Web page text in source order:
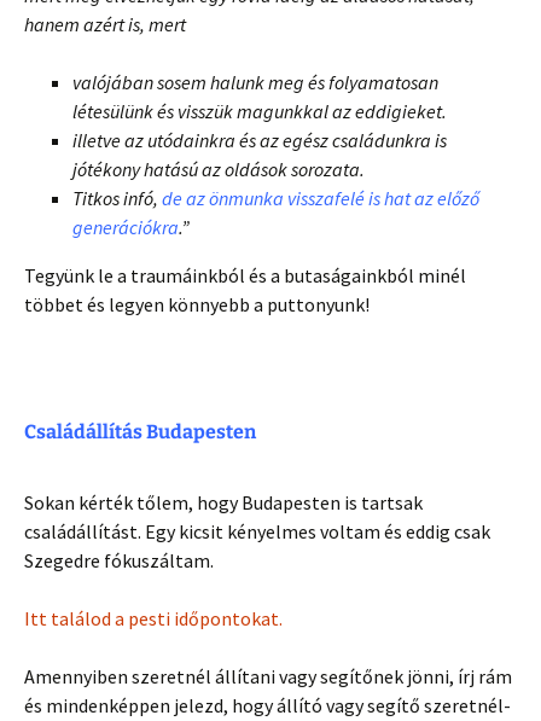
hanem azért is, mert
valójában sosem halunk meg és folyamatosan
létesülünk és visszük magunkkal az eddigieket.
illetve az utódainkra és az egész családunkra is
jótékony hatású az oldások sorozata.
Titkos infó, de az önmunka visszafelé is hat az előző
generációkra.”
Tegyünk le a traumáinkból és a butaságainkból minél
többet és legyen könnyebb a puttonyunk!
Családállítás Budapesten
Sokan kérték tőlem, hogy Budapesten is tartsak
családállítást. Egy kicsit kényelmes voltam és eddig csak
Szegedre fókuszáltam.
Itt találod a pesti időpontokat.
Amennyiben szeretnél állítani vagy segítőnek jönni, írj rám
és mindenképpen jelezd, hogy állító vagy segítő szeretnél-